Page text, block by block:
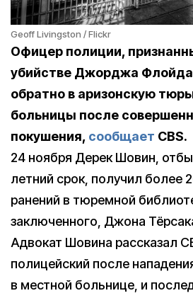
Geoff Livingston / Flickr
Офицер полиции,
убийстве Джорджа
обратно в аризонскую
больницы после
покушения, сообщает CBS.
24 ноября Дерек Шовин,
летний срок, получил более
ранений в тюремной
заключенного, Джона
Адвокат Шовина рассказал
полицейский после
в местной больнице, и